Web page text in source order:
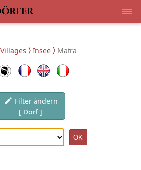
Villages Insee Matra
Filter ändern
[ Dorf ]